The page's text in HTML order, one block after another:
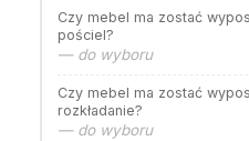
Czy mebel ma zostać
pościel?
— do wyboru
Czy mebel ma zostać
rozkładanie?
— do wyboru